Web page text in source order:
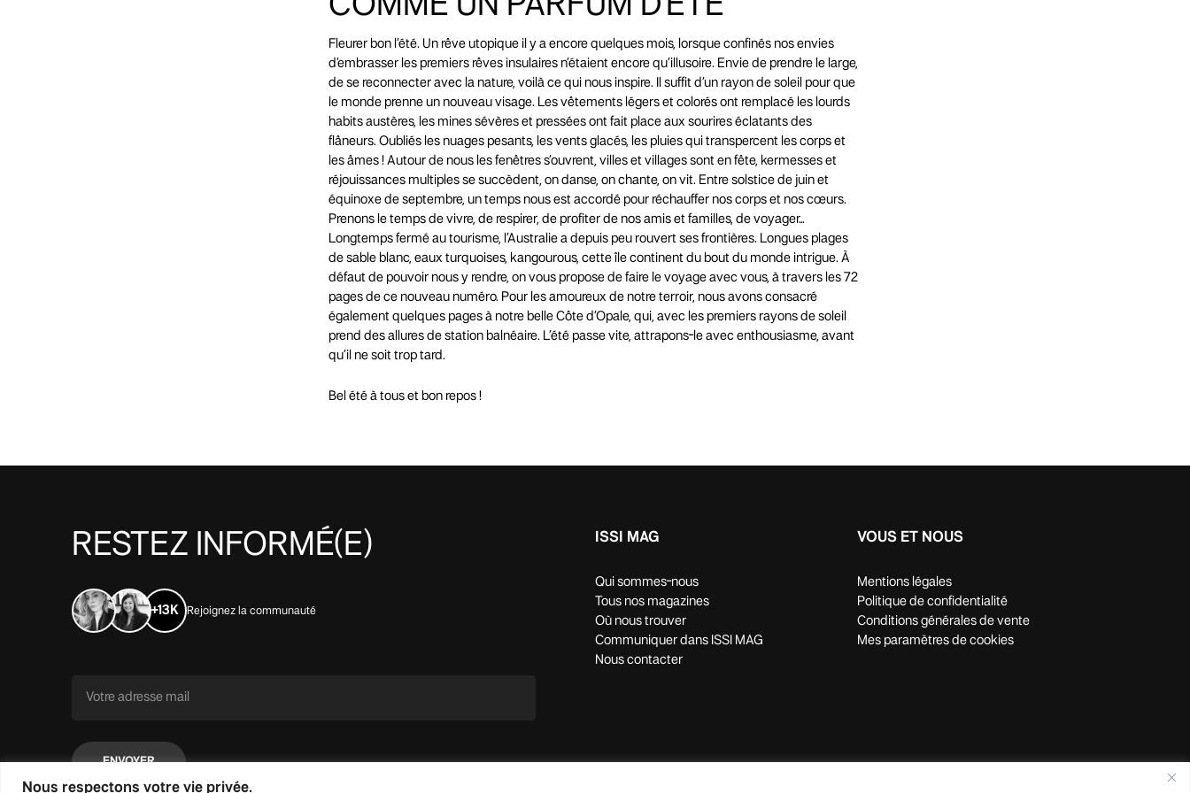
Nous respectons votre vie privée.
Fleurer bon l’été. Un rêve utopique il y a encore quelques mois, lorsque confinés nos envies
d’embrasser les premiers rêves insulaires n’étaient encore qu’illusoire. Envie de prendre le large,
de se reconnecter avec la nature, voilà ce qui nous inspire. Il suffit d’un rayon de soleil pour que
le monde prenne un nouveau visage. Les vêtements légers et colorés ont remplacé les lourds
habits austères, les mines sévères et pressées ont fait place aux sourires éclatants des
flâneurs. Oubliés les nuages pesants, les vents glacés, les pluies qui transpercent les corps et
les âmes ! Autour de nous les fenêtres s’ouvrent, villes et villages sont en fête, kermesses et
réjouissances multiples se succèdent, on danse, on chante, on vit. Entre solstice de juin et
équinoxe de septembre, un temps nous est accordé pour réchauffer nos corps et nos cœurs.
Prenons le temps de vivre, de respirer, de profiter de nos amis et familles, de voyager…
Longtemps fermé au tourisme, l’Australie a depuis peu rouvert ses frontières. Longues plages
de sable blanc, eaux turquoises, kangourous, cette île continent du bout du monde intrigue. À
défaut de pouvoir nous y rendre, on vous propose de faire le voyage avec vous, à travers les 72
pages de ce nouveau numéro. Pour les amoureux de notre terroir, nous avons consacré
également quelques pages à notre belle Côte d’Opale, qui, avec les premiers rayons de soleil
prend des allures de station balnéaire. L’été passe vite, attrapons-le avec enthousiasme, avant
qu’il ne soit trop tard.
Bel été à tous et bon repos !
RESTEZ INFORMÉ(E)
+13K Rejoignez la communauté
ISSI MAG
Qui sommes-nous
Tous nos magazines
Où nous trouver
Communiquer dans ISSI MAG
Nous contacter
VOUS ET NOUS
Mentions légales
Politique de confidentialité
Conditions générales de vente
Mes paramètres de cookies